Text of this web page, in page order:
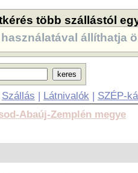
több szállástól
állíthatja
Szállás | Látnivalók | SZÉP-
Abaúj-Zemplén megye